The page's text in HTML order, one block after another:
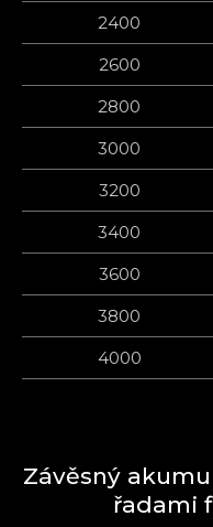
2400
2600
2800
3000
3200
3400
3600
3800
4000
Závěsný
řadami